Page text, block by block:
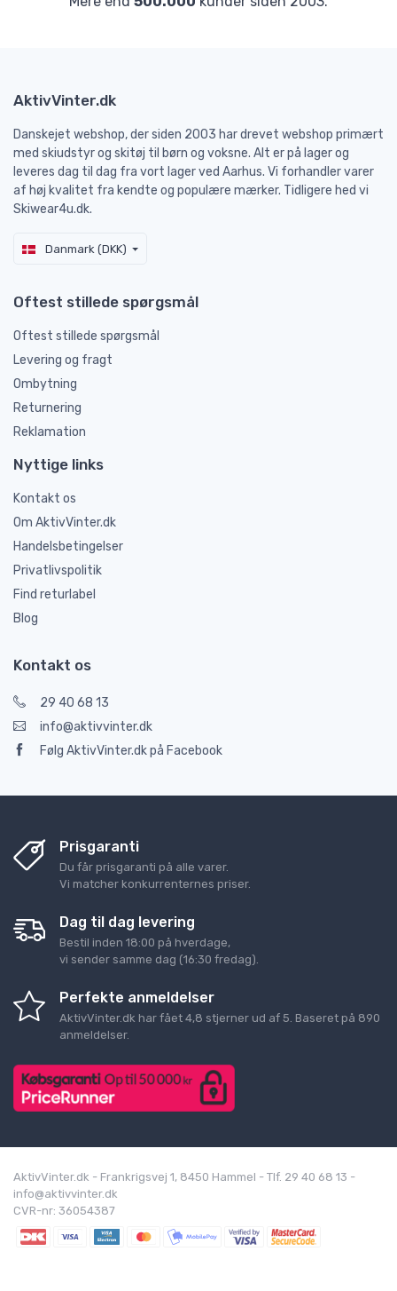
AktivVinter.dk
Danskejet webshop, der siden 2003 har drevet webshop primært
med skiudstyr og skitøj til børn og voksne. Alt er på lager og
leveres dag til dag fra vort lager ved Aarhus. Vi forhandler varer
af høj kvalitet fra kendte og populære mærker. Tidligere hed vi
Skiwear4u.dk.
Danmark (DKK)
Oftest stillede spørgsmål
Oftest stillede spørgsmål
Levering og fragt
Ombytning
Returnering
Reklamation
Nyttige links
Kontakt os
Om AktivVinter.dk
Handelsbetingelser
Privatlivspolitik
Find returlabel
Blog
Kontakt os
29 40 68 13
info@aktivvinter.dk
Følg AktivVinter.dk på Facebook
Prisgaranti
Du får prisgaranti på alle varer.
Vi matcher konkurrenternes priser.
Dag til dag levering
Bestil inden 18:00 på hverdage,
vi sender samme dag (16:30 fredag).
Perfekte anmeldelser
AktivVinter.dk har fået 4,8 stjerner ud af 5. Baseret på 890
anmeldelser.
AktivVinter.dk - Frankrigsvej 1, 8450 Hammel - Tlf. 29 40 68 13 -
info@aktivvinter.dk
CVR-nr: 36054387